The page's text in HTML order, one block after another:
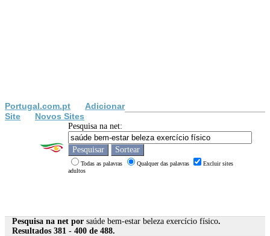
Portugal.com.pt
Adicionar
Site
Novos Sites
Pesquisa na net:
Todas as palavras Qualquer das palavras
Excluir sites
adultos
Pesquisa na net por saúde bem-estar beleza exercício físico.
Resultados 381 - 400 de 488.